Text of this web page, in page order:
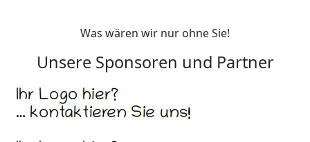
Was wären wir nur ohne Sie!
Unsere Sponsoren und Partner